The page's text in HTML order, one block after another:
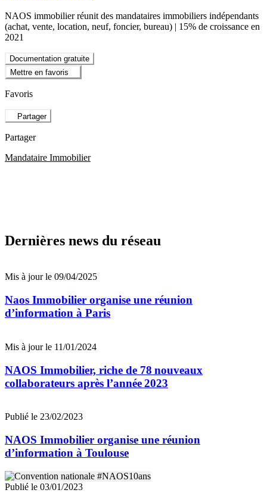
NAOS immobilier réunit des mandataires immobiliers indépendants
(achat, vente, location, neuf, foncier, bureau) | 15% de croissance en
2021
Documentation gratuite
Mettre en favoris
Favoris
Partager
Partager
Mandataire Immobilier
Dernières news du réseau
Mis à jour le 09/04/2025
Naos Immobilier organise une réunion
d’information à Paris
Mis à jour le 11/01/2024
NAOS Immobilier, riche de 78 nouveaux
collaborateurs après l’année 2023
Publié le 23/02/2023
NAOS Immobilier organise une réunion
d’information à Toulouse
Publié le 03/01/2023